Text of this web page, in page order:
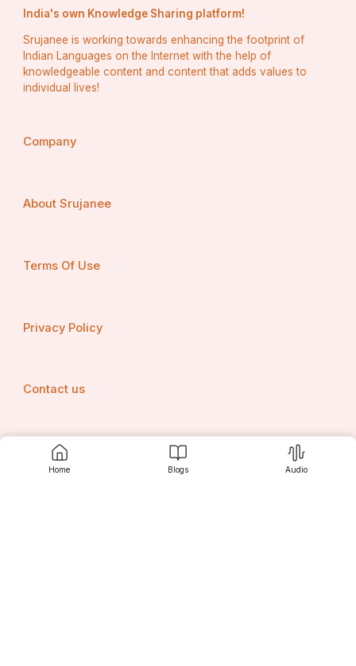
Home Blogs Audio
India's own Knowledge Sharing platform!
Srujanee is working towards enhancing the footprint of
Indian Languages on the Internet with the help of
knowledgeable content and content that adds values to
individual lives!
Company
About Srujanee
Terms Of Use
Privacy Policy
Contact us
Srujanee